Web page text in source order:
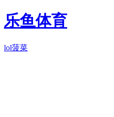
乐鱼体育
lol菠菜